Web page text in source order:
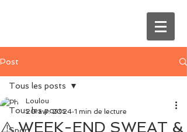
Post
Tous les posts
Tous les posts
⚠️ WEEK-END SWEAT &
Loulou
20 avr. 2024 1 min de lecture